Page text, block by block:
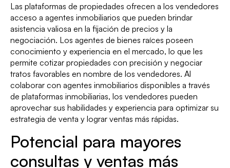
Las plataformas de propiedades ofrecen a los vendedores
acceso a agentes inmobiliarios que pueden brindar
asistencia valiosa en la fijación de precios y la
negociación. Los agentes de bienes raíces poseen
conocimiento y experiencia en el mercado, lo que les
permite cotizar propiedades con precisión y negociar
tratos favorables en nombre de los vendedores. Al
colaborar con agentes inmobiliarios disponibles a través
de plataformas inmobiliarias, los vendedores pueden
aprovechar sus habilidades y experiencia para optimizar su
estrategia de venta y lograr ventas más rápidas.
Potencial para mayores
consultas y ventas más